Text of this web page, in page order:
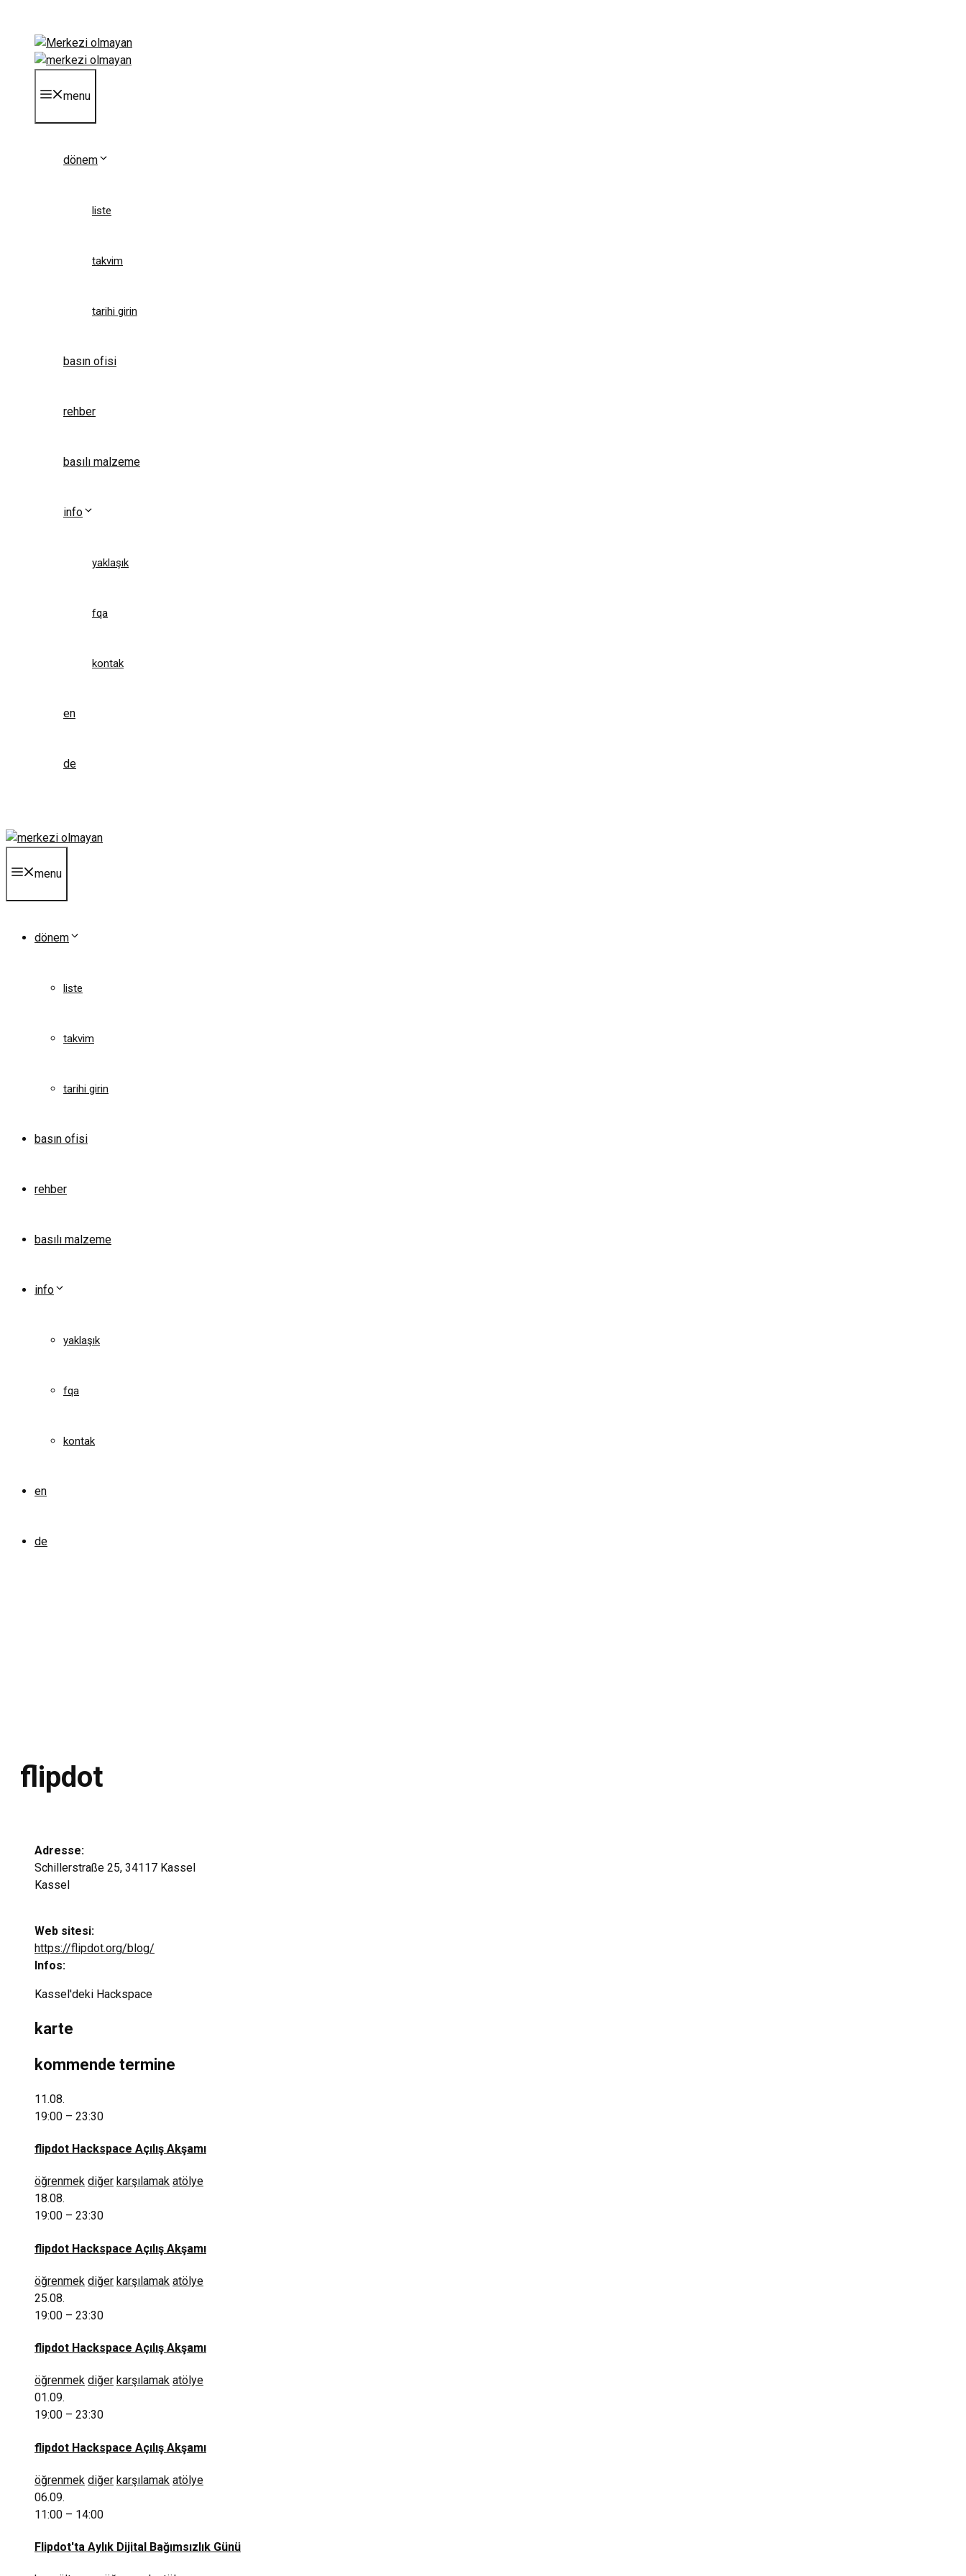
content
menu
dönem
liste
takvim
tarihi girin
basın ofisi
rehber
basılı malzeme
info
yaklaşık
fqa
kontak
en
de
menu
dönem
liste
takvim
tarihi girin
basın ofisi
rehber
basılı malzeme
info
yaklaşık
fqa
kontak
en
de
flipdot
Adresse:
Schillerstraße 25, 34117 Kassel
Kassel
Web sitesi:
https://flipdot.org/blog/
Infos:
Kassel'deki Hackspace
karte
kommende termine
11.08.
19:00 – 23:30
flipdot Hackspace Açılış Akşamı
öğrenmek diğer karşılamak atölye
18.08.
19:00 – 23:30
flipdot Hackspace Açılış Akşamı
öğrenmek diğer karşılamak atölye
25.08.
19:00 – 23:30
flipdot Hackspace Açılış Akşamı
öğrenmek diğer karşılamak atölye
01.09.
19:00 – 23:30
flipdot Hackspace Açılış Akşamı
öğrenmek diğer karşılamak atölye
06.09.
11:00 – 14:00
Flipdot'ta Aylık Dijital Bağımsızlık Günü